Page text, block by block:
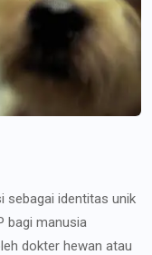
sebagai identitas unik
bagi manusia
dokter hewan atau